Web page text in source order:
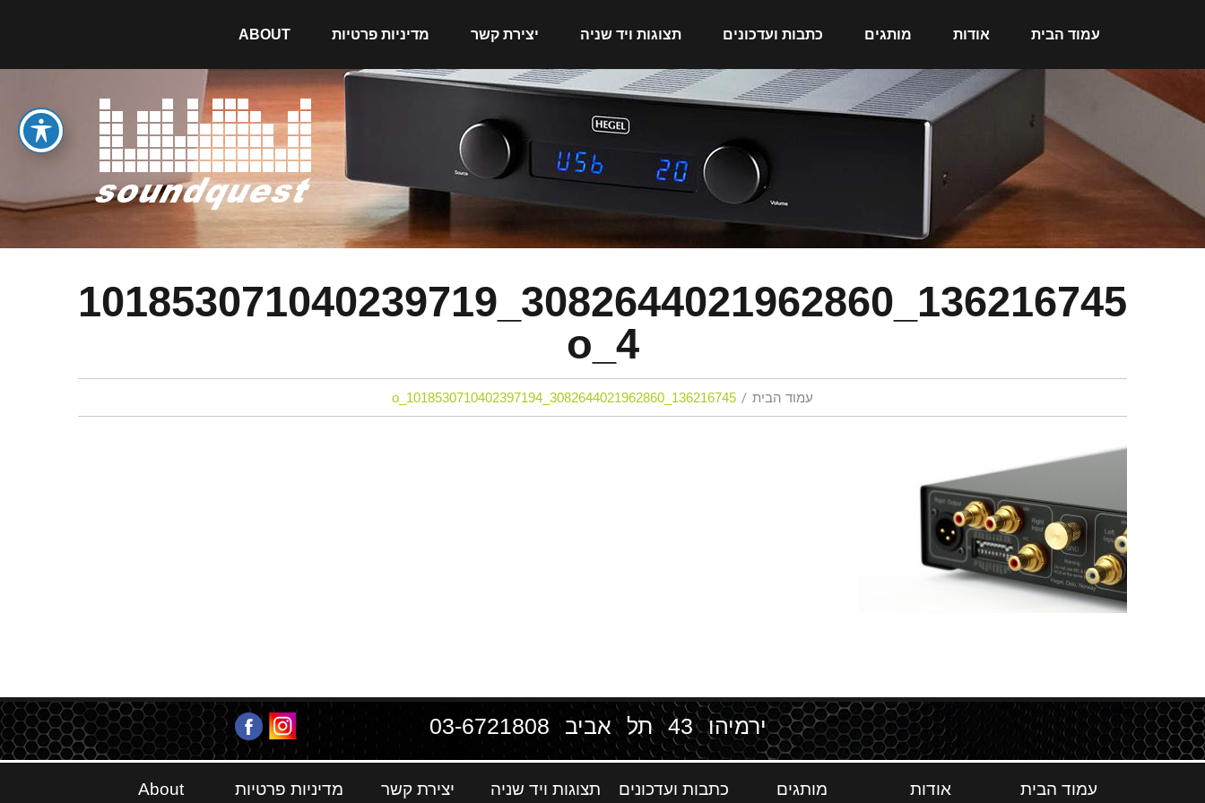
עמוד הבית אודות מותגים כתבות ועדכונים תצוגות ויד שניה יצירת קשר מדיניות פרטיות ABOUT
136216745_3082644021962860_101853071040239719
4_o
עמוד הבית 136216745_3082644021962860_1018530710402397194_o
ירמיהו 43 תל אביב 03-6721808
עמוד הבית אודות מותגים כתבות ועדכונים תצוגות ויד שניה יצירת קשר מדיניות פרטיות About